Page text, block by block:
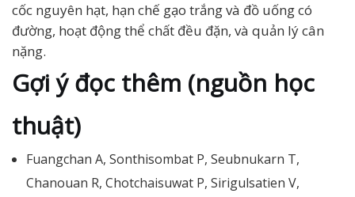
cốc nguyên hạt, hạn chế gạo trắng và đồ uống có
đường, hoạt động thể chất đều đặn, và quản lý cân
nặng.
Gợi ý đọc thêm (nguồn học
thuật)
Fuangchan A, Sonthisombat P, Seubnukarn T,
Chanouan R, Chotchaisuwat P, Sirigulsatien V,